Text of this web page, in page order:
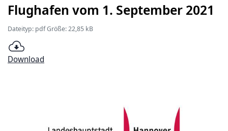
Flughafen vom 1. September 2021
Dateityp: pdf Größe: 22,85 kB
Download